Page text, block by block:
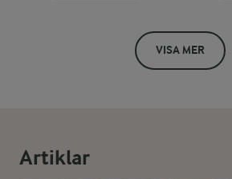
VISA MER
Artiklar